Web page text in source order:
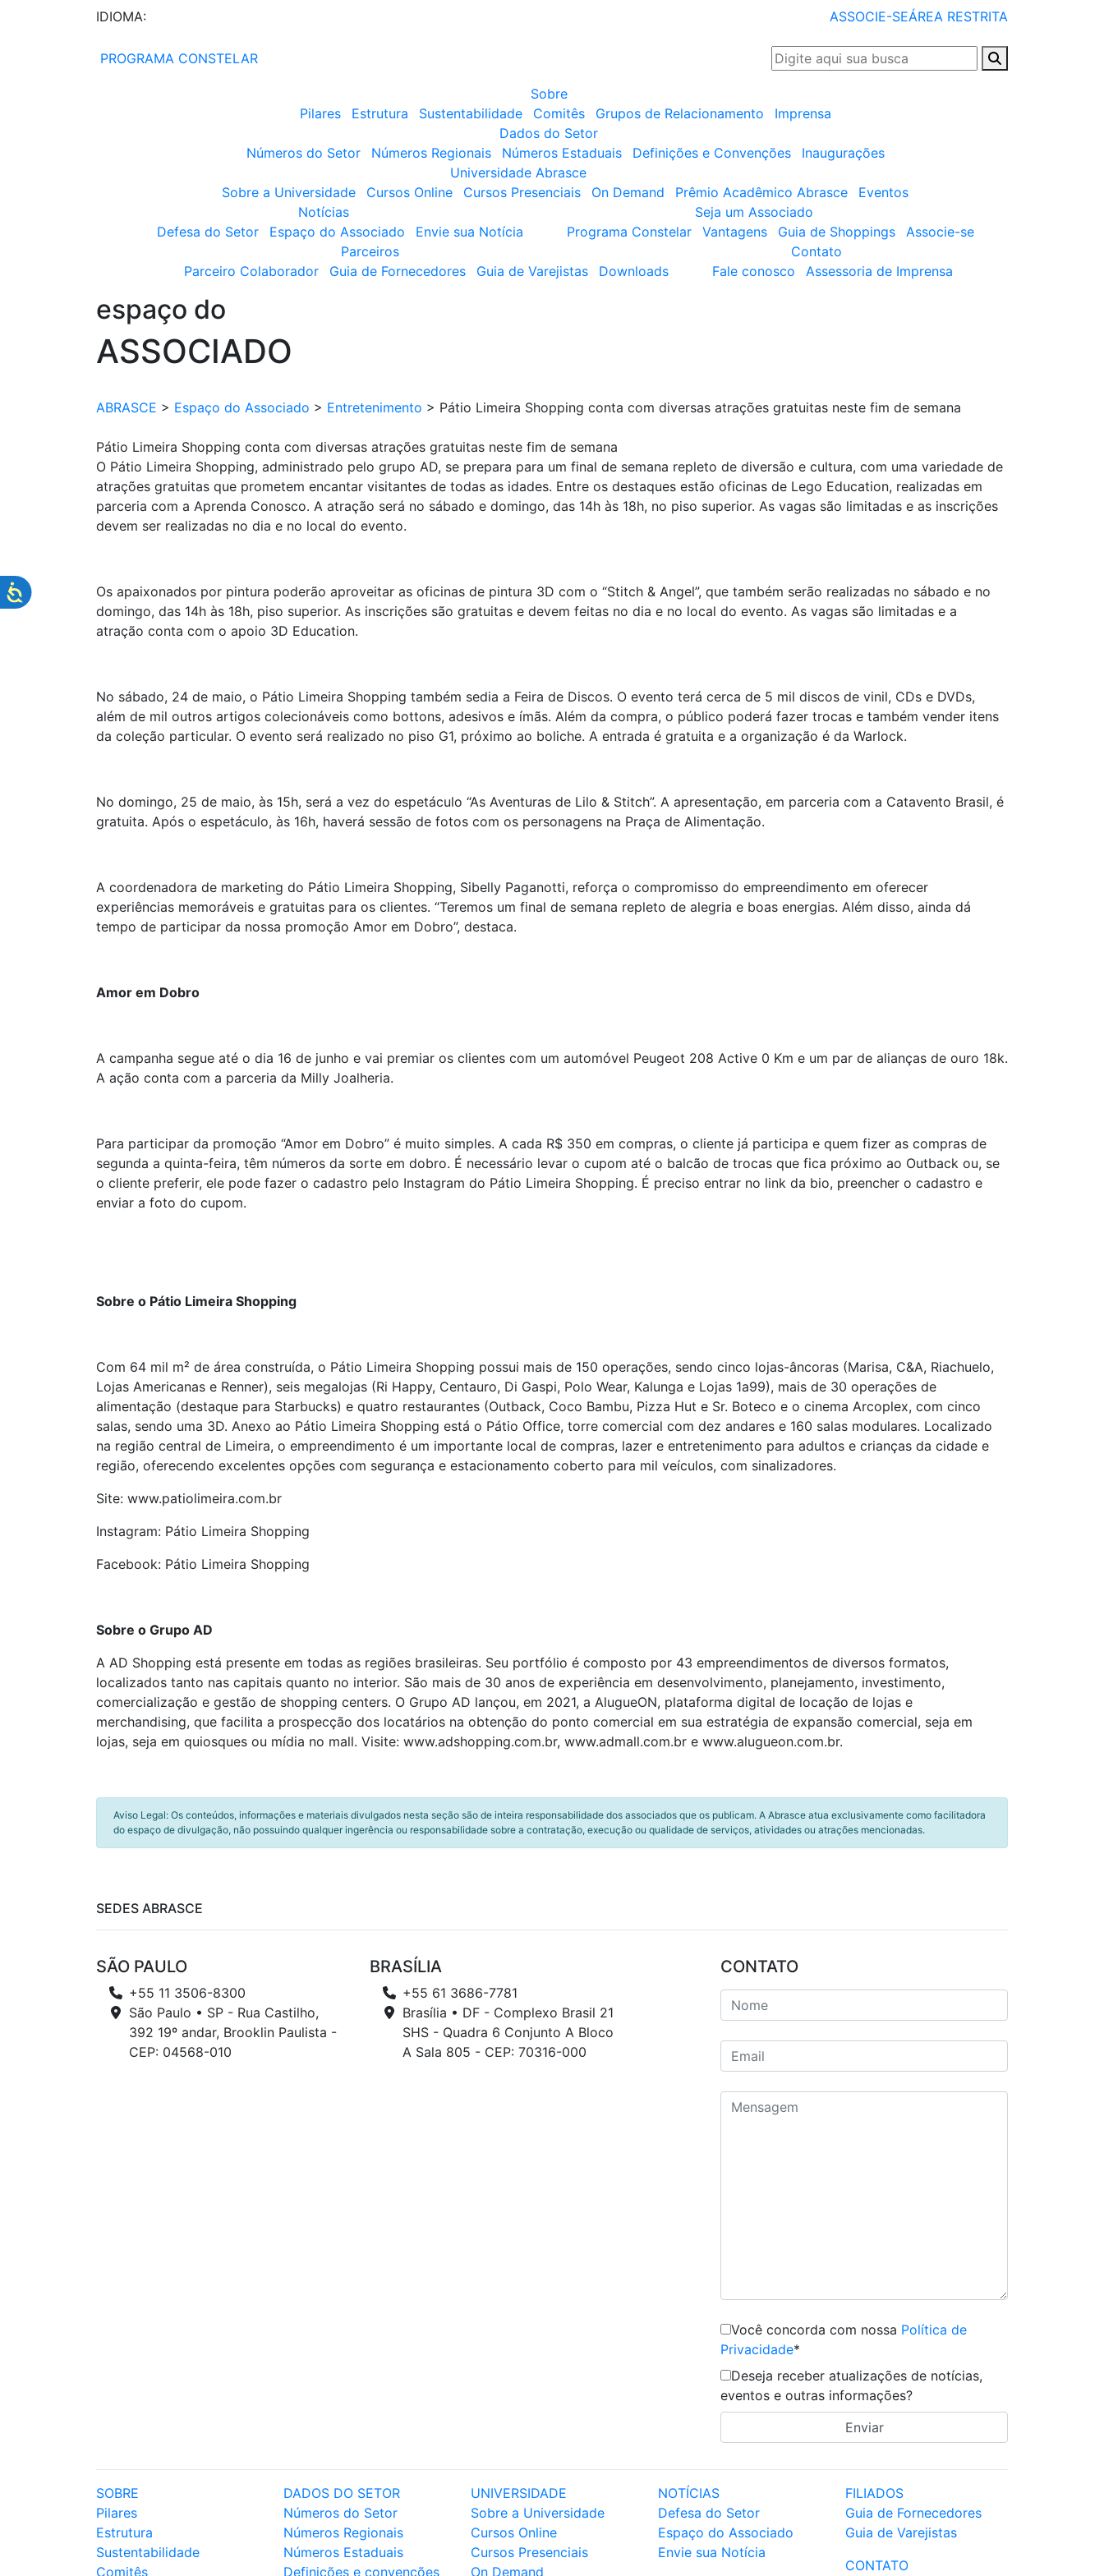
IDIOMA: ASSOCIE-SEÁREA RESTRITA
PROGRAMA CONSTELAR
Sobre
Pilares
Estrutura Sustentabilidade Comitês Grupos de Relacionamento
Imprensa
Dados do Setor
Números do Setor
Números Regionais Números Estaduais Definições e Convenções
Inaugurações
Universidade Abrasce
Sobre a Universidade
Cursos Online Cursos Presenciais On Demand Prêmio Acadêmico Abrasce
Eventos
Notícias
Defesa do Setor
Espaço do Associado Envie sua Notícia
Seja um Associado
Programa Constelar
Vantagens Guia de Shoppings
Associe-se
Parceiros
Parceiro Colaborador
Guia de Fornecedores Guia de Varejistas Downloads
Contato
Fale conosco
Assessoria de Imprensa
espaço do
ASSOCIADO
ABRASCE > Espaço do Associado > Entretenimento > Pátio Limeira Shopping conta com diversas atrações gratuitas neste fim de semana
Pátio Limeira Shopping conta com diversas atrações gratuitas neste fim de semana
O Pátio Limeira Shopping, administrado pelo grupo AD, se prepara para um final de semana repleto de diversão e cultura, com uma variedade de
atrações gratuitas que prometem encantar visitantes de todas as idades. Entre os destaques estão oficinas de Lego Education, realizadas em
parceria com a Aprenda Conosco. A atração será no sábado e domingo, das 14h às 18h, no piso superior. As vagas são limitadas e as inscrições
devem ser realizadas no dia e no local do evento.
Os apaixonados por pintura poderão aproveitar as oficinas de pintura 3D com o “Stitch & Angel”, que também serão realizadas no sábado e no
domingo, das 14h às 18h, piso superior. As inscrições são gratuitas e devem feitas no dia e no local do evento. As vagas são limitadas e a
atração conta com o apoio 3D Education.
No sábado, 24 de maio, o Pátio Limeira Shopping também sedia a Feira de Discos. O evento terá cerca de 5 mil discos de vinil, CDs e DVDs,
além de mil outros artigos colecionáveis como bottons, adesivos e ímãs. Além da compra, o público poderá fazer trocas e também vender itens
da coleção particular. O evento será realizado no piso G1, próximo ao boliche. A entrada é gratuita e a organização é da Warlock.
No domingo, 25 de maio, às 15h, será a vez do espetáculo “As Aventuras de Lilo & Stitch”. A apresentação, em parceria com a Catavento Brasil, é
gratuita. Após o espetáculo, às 16h, haverá sessão de fotos com os personagens na Praça de Alimentação.
A coordenadora de marketing do Pátio Limeira Shopping, Sibelly Paganotti, reforça o compromisso do empreendimento em oferecer
experiências memoráveis e gratuitas para os clientes. “Teremos um final de semana repleto de alegria e boas energias. Além disso, ainda dá
tempo de participar da nossa promoção Amor em Dobro”, destaca.
Amor em Dobro
A campanha segue até o dia 16 de junho e vai premiar os clientes com um automóvel Peugeot 208 Active 0 Km e um par de alianças de ouro 18k.
A ação conta com a parceria da Milly Joalheria.
Para participar da promoção “Amor em Dobro” é muito simples. A cada R$ 350 em compras, o cliente já participa e quem fizer as compras de
segunda a quinta-feira, têm números da sorte em dobro. É necessário levar o cupom até o balcão de trocas que fica próximo ao Outback ou, se
o cliente preferir, ele pode fazer o cadastro pelo Instagram do Pátio Limeira Shopping. É preciso entrar no link da bio, preencher o cadastro e
enviar a foto do cupom.
Sobre o Pátio Limeira Shopping
Com 64 mil m² de área construída, o Pátio Limeira Shopping possui mais de 150 operações, sendo cinco lojas-âncoras (Marisa, C&A, Riachuelo,
Lojas Americanas e Renner), seis megalojas (Ri Happy, Centauro, Di Gaspi, Polo Wear, Kalunga e Lojas 1a99), mais de 30 operações de
alimentação (destaque para Starbucks) e quatro restaurantes (Outback, Coco Bambu, Pizza Hut e Sr. Boteco e o cinema Arcoplex, com cinco
salas, sendo uma 3D. Anexo ao Pátio Limeira Shopping está o Pátio Office, torre comercial com dez andares e 160 salas modulares. Localizado
na região central de Limeira, o empreendimento é um importante local de compras, lazer e entretenimento para adultos e crianças da cidade e
região, oferecendo excelentes opções com segurança e estacionamento coberto para mil veículos, com sinalizadores.
Site: www.patiolimeira.com.br
Instagram: Pátio Limeira Shopping
Facebook: Pátio Limeira Shopping
Sobre o Grupo AD
A AD Shopping está presente em todas as regiões brasileiras. Seu portfólio é composto por 43 empreendimentos de diversos formatos,
localizados tanto nas capitais quanto no interior. São mais de 30 anos de experiência em desenvolvimento, planejamento, investimento,
comercialização e gestão de shopping centers. O Grupo AD lançou, em 2021, a AlugueON, plataforma digital de locação de lojas e
merchandising, que facilita a prospecção dos locatários na obtenção do ponto comercial em sua estratégia de expansão comercial, seja em
lojas, seja em quiosques ou mídia no mall. Visite: www.adshopping.com.br, www.admall.com.br e www.alugueon.com.br.
Aviso Legal: Os conteúdos, informações e materiais divulgados nesta seção são de inteira responsabilidade dos associados que os publicam. A Abrasce atua exclusivamente como facilitadora
do espaço de divulgação, não possuindo qualquer ingerência ou responsabilidade sobre a contratação, execução ou qualidade de serviços, atividades ou atrações mencionadas.
SEDES ABRASCE
SÃO PAULO
+55 11 3506-8300
São Paulo • SP - Rua Castilho,
392 19º andar, Brooklin Paulista -
CEP: 04568-010
BRASÍLIA
+55 61 3686-7781
Brasília • DF - Complexo Brasil 21
SHS - Quadra 6 Conjunto A Bloco
A Sala 805 - CEP: 70316-000
CONTATO
Você concorda com nossa Política de
Privacidade*
Deseja receber atualizações de notícias,
eventos e outras informações?
SOBRE
Pilares
Estrutura
Sustentabilidade
Comitês
DADOS DO SETOR
Números do Setor
Números Regionais
Números Estaduais
Definições e convenções
UNIVERSIDADE
Sobre a Universidade
Cursos Online
Cursos Presenciais
On Demand
NOTÍCIAS
Defesa do Setor
Espaço do Associado
Envie sua Notícia
FILIADOS
Guia de Fornecedores
Guia de Varejistas
CONTATO